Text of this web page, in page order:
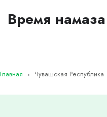
Время намаза
Главная Чувашская Республика